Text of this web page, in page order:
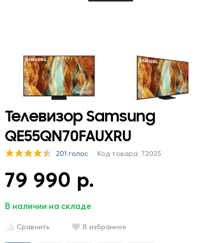
Телевизор Samsung
QE55QN70FAUXRU
201 голос Код товара: 72025
79 990 р.
В наличии на складе
Сравнить В избранное